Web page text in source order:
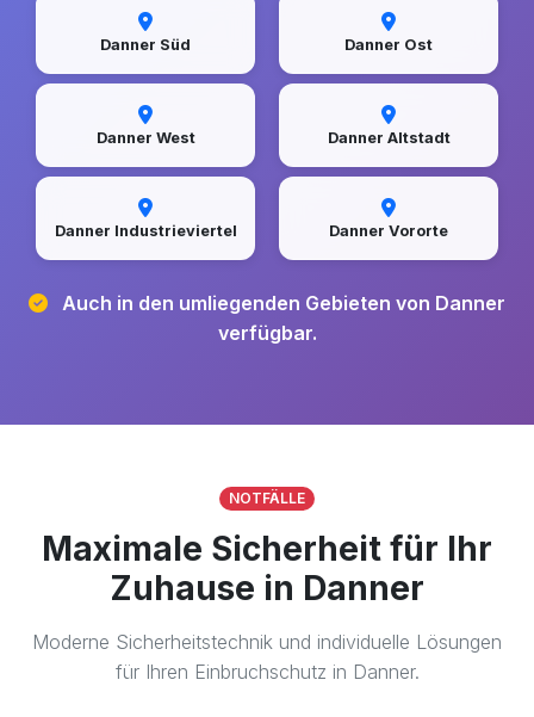
Danner Süd Danner Ost
Danner West Danner Altstadt
Danner Industrieviertel Danner Vororte
Auch in den umliegenden Gebieten von Danner
verfügbar.
NOTFÄLLE
Maximale Sicherheit für Ihr
Zuhause in Danner
Moderne Sicherheitstechnik und individuelle Lösungen
für Ihren Einbruchschutz in Danner.